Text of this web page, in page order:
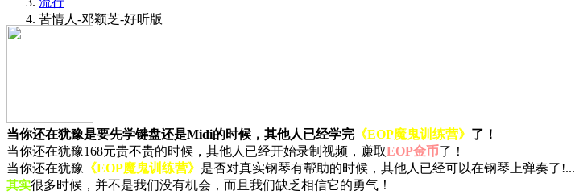
苦情人-邓颖芝-好听版
当你还在犹豫是要先学键盘还是Midi的时候，其他人已经学完 《EOP魔鬼训练营》 了！
当你还在犹豫168元贵不贵的时候，其他人已经开始录制视频，赚取EOP金币了！
当你还在犹豫
《EOP魔鬼训练营》 是否对真实钢琴有帮助的时候，其他人已经可以在钢琴上弹奏了!...
其实很多时候，并不是我们没有机会，而且我们缺乏相信它的勇气！